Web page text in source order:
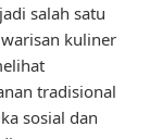
salah satu
kuliner
tradisional
sosial dan